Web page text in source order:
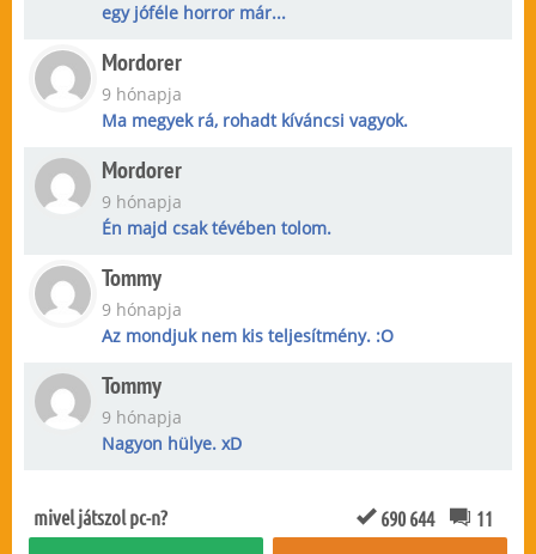
egy jóféle horror már...
Mordorer
9 hónapja
Ma megyek rá, rohadt kíváncsi vagyok.
Mordorer
9 hónapja
Én majd csak tévében tolom.
Tommy
9 hónapja
Az mondjuk nem kis teljesítmény. :O
Tommy
9 hónapja
Nagyon hülye. xD
mivel játszol pc-n? 690 644 11